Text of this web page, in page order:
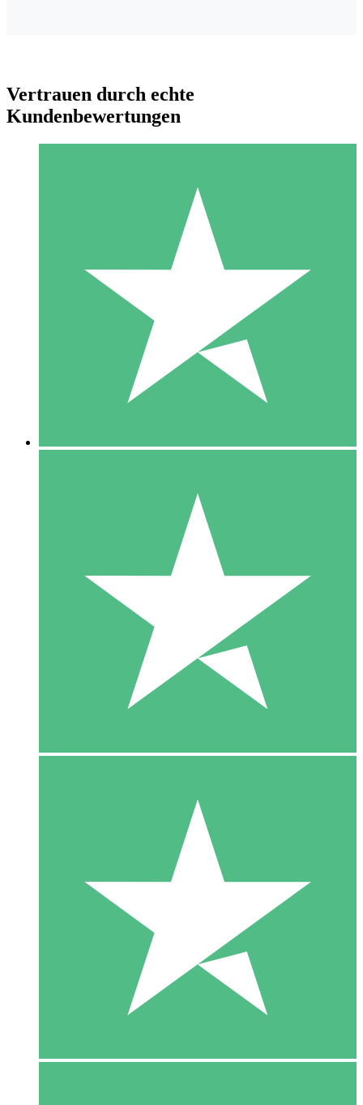
Individuelle Credit-Pakete
Zahlen Sie nach Bedarf mit Download-Credits. Keine
monatliche Verpflichtung erforderlich.
10 00
10 Downloads
20 00
Vertrauen durch echte
Kundenbewertungen